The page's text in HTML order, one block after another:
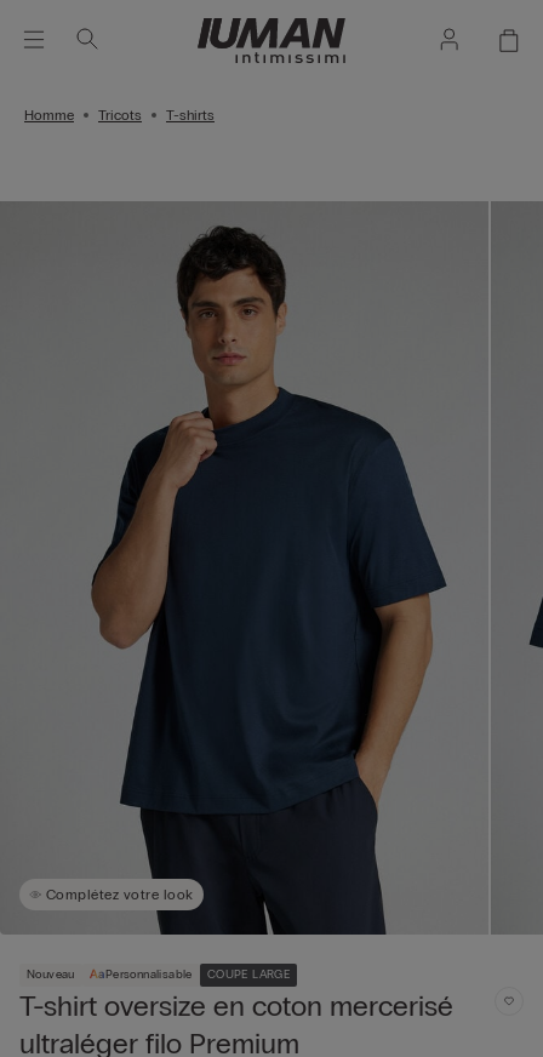
Homme Tricots T-shirts
Complétez votre look
Nouveau Personnalisable COUPE LARGE
T-shirt oversize en coton mercerisé
ultraléger filo Premium